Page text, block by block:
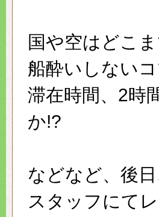
国や空はどこ
船酔いしない
滞在時間、2時
か!?
などなど、後
スタッフにて